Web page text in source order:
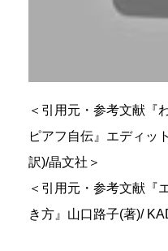
＜引用元・参考文献『
ピアフ自伝』エディッ
訳)/晶文社＞
＜引用元・参考文献『
き方』山口路子(著)/